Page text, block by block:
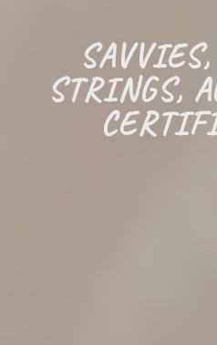
STRINGS,